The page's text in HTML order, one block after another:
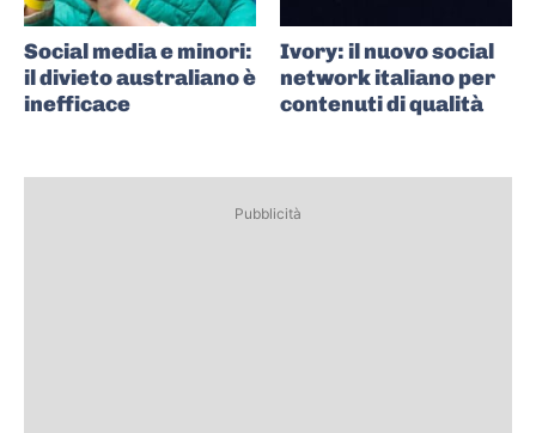
Social media e minori:
il divieto australiano è
inefficace
Ivory: il nuovo social
network italiano per
contenuti di qualità
Pubblicità